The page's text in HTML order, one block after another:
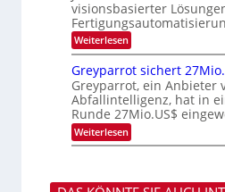
s
t
e
n
a
l
b
j
a
h
r
t
i
n
d
e
r
D
A
C
H
-
I
u
u
r
s
v
o
n
P
h
o
t
o
n
visionsbasierter
Weiterlesen:
M
t
s
u
b
i
s
l
Greyparrot sichert
Greyparrot, ein Anbieter
Abfallintelligenz, hat in
Runde 27Mio.US$
Weiterlesen:
G
y